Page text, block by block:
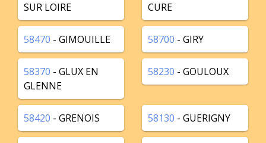
SUR LOIRE
CURE
58470 - GIMOUILLE 58700 - GIRY
58370 - GLUX EN
GLENNE
58230 - GOULOUX
58420 - GRENOIS 58130 - GUERIGNY